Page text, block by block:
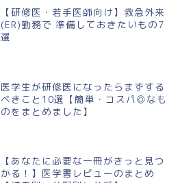
【研修医・若手医師向け】救急外来
(ER)勤務で 準備しておきたいもの7
選
医学生が研修医になったらまずする
べきこと10選【簡単・コスパ◎なも
のをまとめました】
【あなたに必要な一冊がきっと見つ
かる！】医学書レビューのまとめ